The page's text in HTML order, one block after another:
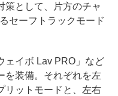
策として、片方のチャ
セーフトラックモード
ェイボ Lav PRO」など
を装備。それぞれを左
リットモードと、左右